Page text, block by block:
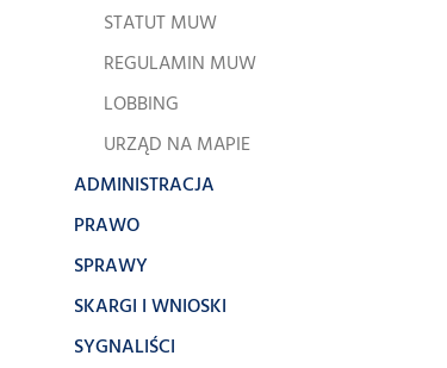
STATUT MUW
REGULAMIN MUW
LOBBING
URZĄD NA MAPIE
ADMINISTRACJA
PRAWO
SPRAWY
SKARGI I WNIOSKI
SYGNALIŚCI